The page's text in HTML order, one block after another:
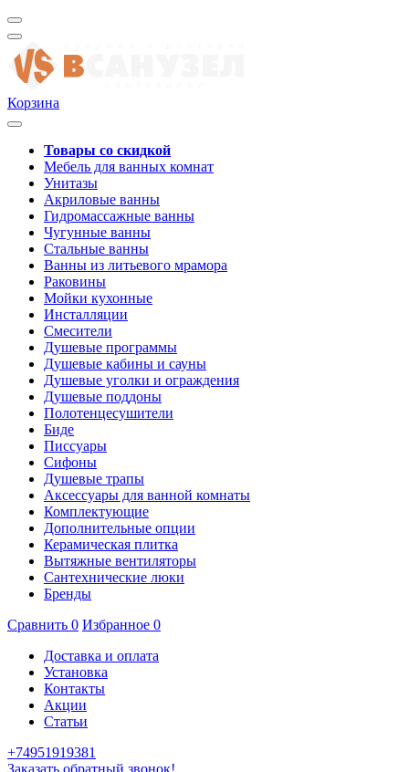
Корзина
Товары со скидкой
Мебель для ванных комнат
Унитазы
Акриловые ванны
Гидромассажные ванны
Чугунные ванны
Стальные ванны
Ванны из литьевого мрамора
Раковины
Мойки кухонные
Инсталляции
Смесители
Душевые программы
Душевые кабины и сауны
Душевые уголки и ограждения
Душевые поддоны
Полотенцесушители
Биде
Писсуары
Сифоны
Душевые трапы
Аксессуары для ванной комнаты
Комплектующие
Дополнительные опции
Керамическая плитка
Вытяжные вентиляторы
Сантехнические люки
Бренды
Сравнить 0 Избранное 0
Доставка и оплата
Установка
Контакты
Акции
Статьи
+74951919381
Заказать обратный звонок!